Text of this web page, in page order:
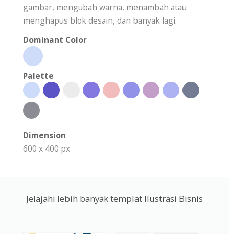
gambar, mengubah warna, menambah atau
menghapus blok desain, dan banyak lagi.
Dominant Color
Palette
Dimension
600 x 400 px
Jelajahi lebih banyak templat Ilustrasi Bisnis